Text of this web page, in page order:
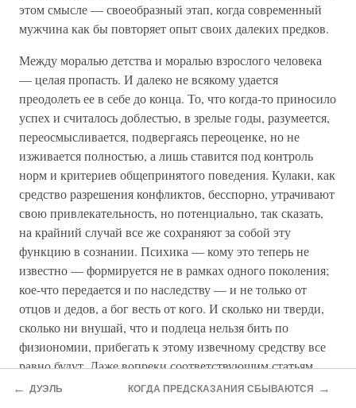
этом смысле — своеобразный этап, когда современный
мужчина как бы повторяет опыт своих далеких предков.
Между моралью детства и моралью взрослого человека
— целая пропасть. И далеко не всякому удается
преодолеть ее в себе до конца. То, что когда-то приносило
успех и считалось доблестью, в зрелые годы, разумеется,
переосмысливается, подвергаясь переоценке, но не
изживается полностью, а лишь ставится под контроль
норм и критериев общепринятого поведения. Кулаки, как
средство разрешения конфликтов, бесспорно, утрачивают
свою привлекательность, но потенциально, так сказать,
на крайний случай все же сохраняют за собой эту
функцию в сознании. Психика — кому это теперь не
известно — формируется не в рамках одного поколения;
кое-что передается и по наследству — и не только от
отцов и дедов, а бог весть от кого. И сколько ни тверди,
сколько ни внушай, что и подлеца нельзя бить по
физиономии, прибегать к этому извечному средству все
равно будут. Даже вопреки соответствующим статьям
Уголовного кодекса. И отмахиваться от этого, списывать
← ДУЭЛЬ КОГДА ПРЕДСКАЗАНИЯ СБЫВАЮТСЯ →